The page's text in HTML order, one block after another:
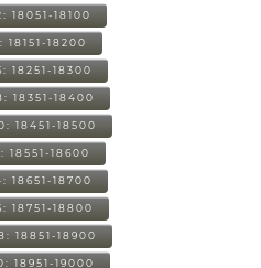
18051-18100
18151-18200
18251-18300
18351-18400
18451-18500
18551-18600
18651-18700
18751-18800
18851-18900
18951-19000